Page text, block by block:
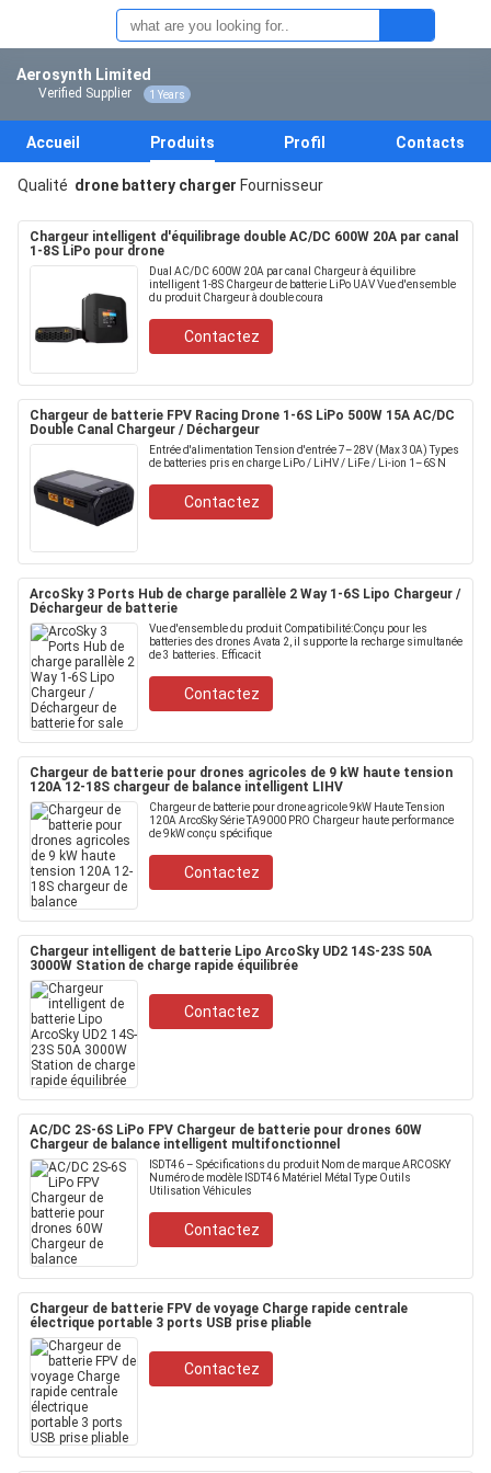
Aerosynth Limited
Verified Supplier 1 Years
Accueil Produits Profil Contacts
Qualité drone battery charger Fournisseur
Chargeur intelligent d'équilibrage double AC/DC 600W 20A par canal
1-8S LiPo pour drone
Dual AC/DC 600W 20A par canal Chargeur à équilibre
intelligent 1-8S Chargeur de batterie LiPo UAV Vue d'ensemble
du produit Chargeur à double coura
Contactez
Chargeur de batterie FPV Racing Drone 1-6S LiPo 500W 15A AC/DC
Double Canal Chargeur / Déchargeur
Entrée d'alimentation Tension d'entrée 7–28V (Max 30A) Types
de batteries pris en charge LiPo / LiHV / LiFe / Li-ion 1–6S N
Contactez
ArcoSky 3 Ports Hub de charge parallèle 2 Way 1-6S Lipo Chargeur /
Déchargeur de batterie
Vue d'ensemble du produit Compatibilité:Conçu pour les
batteries des drones Avata 2, il supporte la recharge simultanée
de 3 batteries. Efficacit
Contactez
Chargeur de batterie pour drones agricoles de 9 kW haute tension
120A 12-18S chargeur de balance intelligent LIHV
Chargeur de batterie pour drone agricole 9kW Haute Tension
120A ArcoSky Série TA9000 PRO Chargeur haute performance
de 9kW conçu spécifique
Contactez
Chargeur intelligent de batterie Lipo ArcoSky UD2 14S-23S 50A
3000W Station de charge rapide équilibrée
Contactez
AC/DC 2S-6S LiPo FPV Chargeur de batterie pour drones 60W
Chargeur de balance intelligent multifonctionnel
ISDT46 – Spécifications du produit Nom de marque ARCOSKY
Numéro de modèle ISDT46 Matériel Métal Type Outils
Utilisation Véhicules
Contactez
Chargeur de batterie FPV de voyage Charge rapide centrale
électrique portable 3 ports USB prise pliable
Contactez